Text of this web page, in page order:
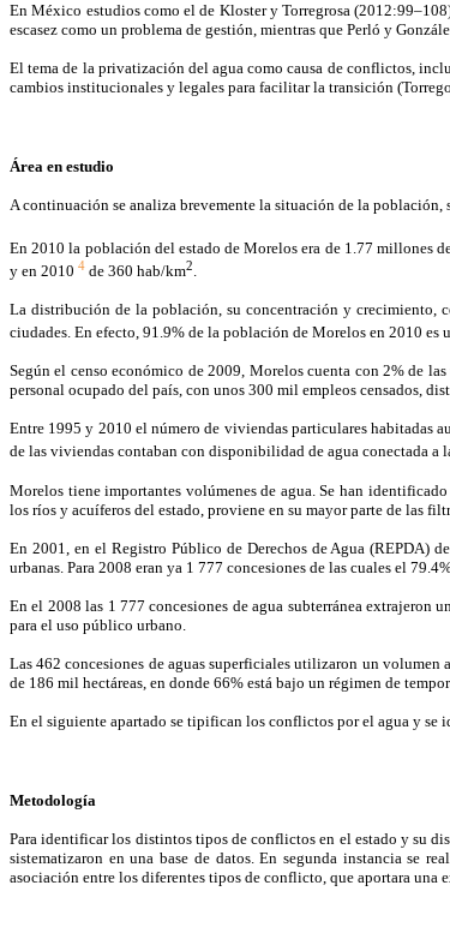
En México estudios como el de Kloster y Torregrosa
escasez como un problema de gestión, mientras que Perló y
El tema de la privatización del agua como causa de conflictos,
cambios institucionales y legales para facilitar la transición
Área en estudio
A continuación se analiza brevemente la situación de la
En 2010 la población del estado de Morelos era de 1.77 millones
y en 2010 4 de 360 hab/km2
La distribución de la población, su concentración y crecimiento,
ciudades. En efecto, 91.9% de la población de Morelos en 2010 es
Según el censo económico de 2009, Morelos cuenta con 2% de
personal ocupado del país, con unos 300 mil empleos censados,
Entre 1995 y 2010 el número de viviendas particulares habitadas
de las viviendas contaban con disponibilidad de agua conectada
Morelos tiene importantes volúmenes de agua. Se han
los ríos y acuíferos del estado, proviene en su mayor parte de las
En 2001, en el Registro Público de Derechos de Agua (REPDA)
urbanas. Para 2008 eran ya 1 777 concesiones de las cuales el
En el 2008 las 1 777 concesiones de agua subterránea extrajeron
para el uso público urbano.
Las 462 concesiones de aguas superficiales utilizaron un volumen
de 186 mil hectáreas, en donde 66% está bajo un régimen de
En el siguiente apartado se tipifican los conflictos por el agua y se
Metodología
Para identificar los distintos tipos de conflictos en el estado y su
sistematizaron en una base de datos. En segunda instancia se
asociación entre los diferentes tipos de conflicto, que aportara